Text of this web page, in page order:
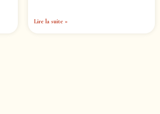
Lire la suite »